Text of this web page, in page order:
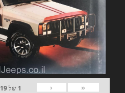
«
‹
1 של19